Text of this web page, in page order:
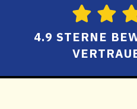
4.9 STERNE